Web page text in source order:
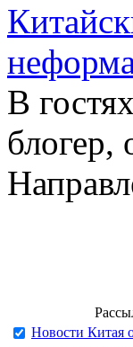
В
блогер,
Новости Китая